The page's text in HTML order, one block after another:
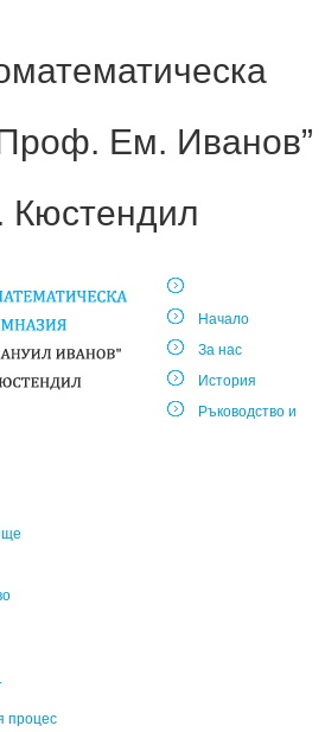
Ем. Иванов”
Кюстендил
Начало
За нас
История
Ръководство и
процес